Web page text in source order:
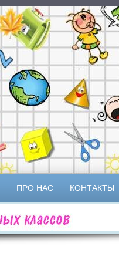
ПРО НАС КОНТАКТЫ